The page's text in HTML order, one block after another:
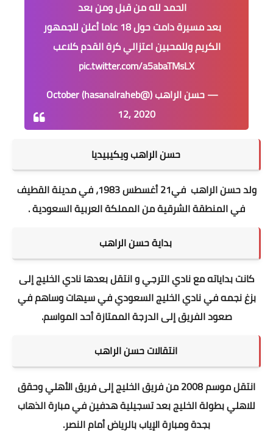
الحمد لله من قبل ومن بعد
بعد مسيرة دامت حول 18 عاما أعلن للجمهور
الكريم وللمحبين اعتزالي كرة القدم كلاعب
pic.twitter.com/a5abaTMsLX
— حسن الراهب (@hasanalraheb)
October
12, 2020
حسن الراهب ويكيبيديا
ولد حسن الراهب في21 أغسطس 1983، في مدينة القطيف
في المنطقة الشرقية من المملكة العربية السعودية .
بداية حسن الراهب
كانت بداياته مع نادي الترجي و انتقل بعدها نادي الخليج إلى
بزغ نجمه في نادي الخليج السعودي في سيهات وساهم في
صعود الفريق إلى الدرجة الممتازة أحد المواسم.
انتقالات حسن الراهب
انتقل موسم 2008 من فريق الخليج إلى فريق الأهلي وحقق
للاهلي بطولة الخليج بعد تسجيلية هدفين في مبارة الذهاب
بجدة ومبارة الإياب بالرياض أمام النصر.